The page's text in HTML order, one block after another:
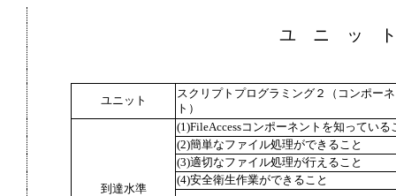
ユ ニ ッ
ユニット
スクリプトプログラミング２（コンポー
ト）
到達水準
(1)FileAccessコンポーネントを知っている
(2)簡単なファイル処理ができること
(3)適切なファイル処理が行えること
(4)安全衛生作業ができること